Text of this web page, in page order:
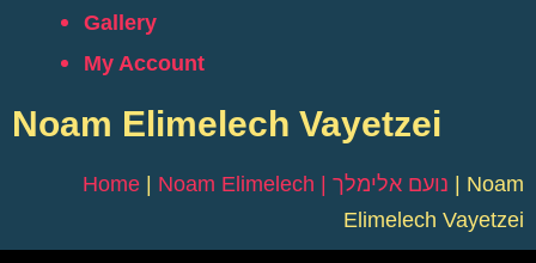
Gallery
My Account
Noam Elimelech Vayetzei
Home Noam Elimelech | נועם אלימלך
Noam
Elimelech Vayetzei